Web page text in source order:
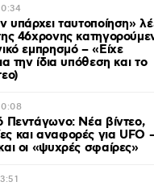
υπάρχει ταυτοποίηση»
46χρονης
εμπρησμό – «Είχε
την ίδια υπόθεση και το
Πεντάγωνο: Νέα βίντεο,
και αναφορές για UFO
οι «ψυχρές σφαίρες»